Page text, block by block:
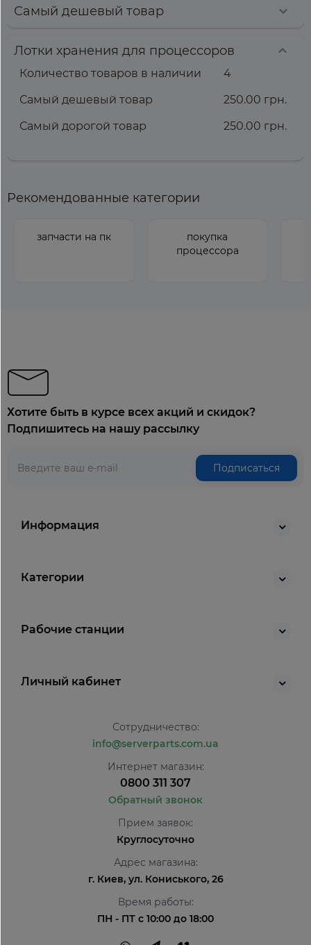
Самый дешевый товар
Лотки хранения для процессоров
Количество товаров в наличии
4
Самый дешевый товар
250.00 грн.
Самый дорогой товар
250.00 грн.
Рекомендованные категории
запчасти на пк
покупка
процессора
Хотите быть в курсе всех акций и скидок?
Подпишитесь на нашу рассылку
Подписаться
Информация
Категории
Рабочие станции
Личный кабинет
Сотрудничество:
info@serverparts.com.ua
Интернет магазин:
0800 311 307
Обратный звонок
Прием заявок:
Круглосуточно
Адрес магазина:
г. Киев, ул. Кониського, 26
Время работы:
ПН - ПТ с 10:00 до 18:00